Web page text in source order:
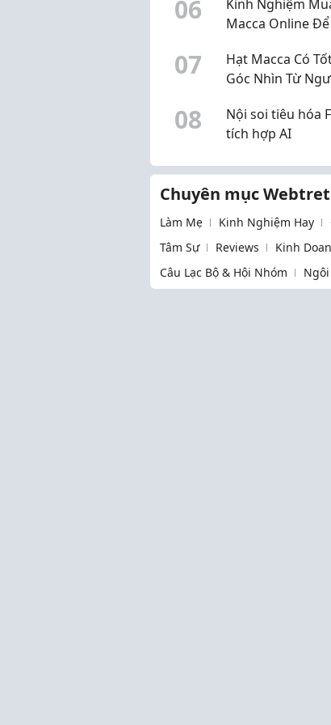
06
Kinh Nghiệm
Macca Online
Lượng
07
Hạt Macca Có
Góc Nhìn Từ
08
Nội soi tiêu hóa
tích hợp AI
Chuyên mục
Làm Mẹ Kinh Nghiệm Hay
Tâm Sự
Reviews Kinh
Câu Lạc Bộ & Hội Nhóm